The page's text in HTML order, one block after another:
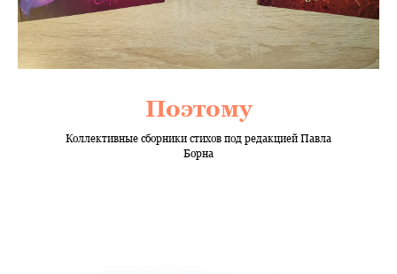
Поэтому
Коллективные сборники стихов под редакцией Павла
Борна